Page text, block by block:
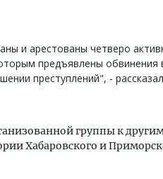
и арестованы четверо
предъявлены обвинения
преступлений", -
группы к
Хабаровского и